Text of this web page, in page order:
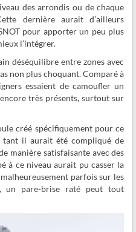
des arrondis ou de chaque
dernière aurait d’ailleurs
pour apporter un peu plus
l’intégrer.
déséquilibre entre zones avec
non plus choquant. Comparé à
essaient de camoufler un
très présents, surtout sur
créé spécifiquement pour ce
tant il aurait été compliqué de
manière satisfaisante avec des
à ce niveau aurait pu casser la
parfois sur les
un pare-brise raté peut tout